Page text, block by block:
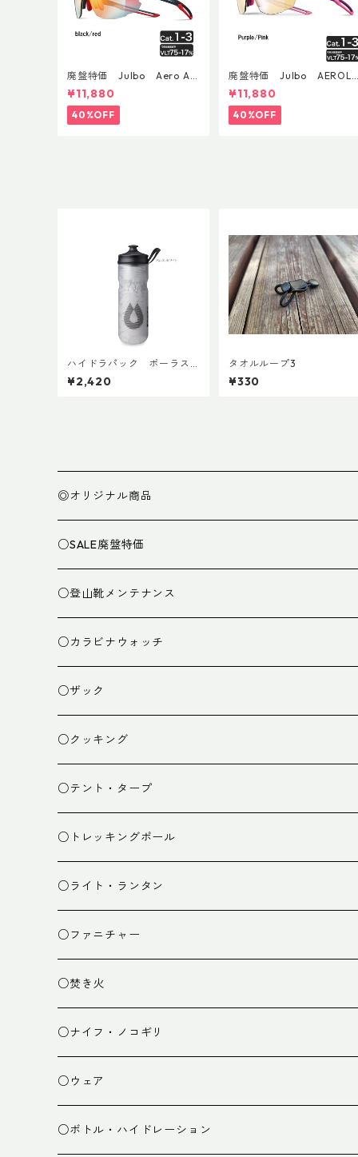
廃盤特価 Julbo Aero Asi
anFit
¥11,880
40%OFF
廃盤特価 Julbo
E AsianFit
¥11,880
40%OFF
ハイドラパック ポーラス
ポーツ 600ml
¥2,420
タオルループ3
¥330
◎オリジナル商品
○SALE廃盤特価
○登山靴メンテナンス
○カラビナウォッチ
○ザック
ザック
スタッフバッグ
ザック小物
○クッキング
クッカー
バーナー
カトラリー
クッキング小物
○テント・タープ
テント
タープ
ペグ・ハンマー・小物
○トレッキングポール
○ライト・ランタン
ライト
ランタン
○ファニチャー
テーブル
チェア
○焚き火
焚き火台
焚き火小物
○ナイフ・ノコギリ
○ウェア
ミドルレイヤー
○ボトル・ハイドレーション